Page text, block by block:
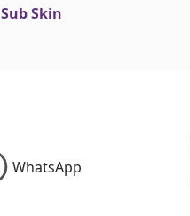
Sub Skin
WhatsApp